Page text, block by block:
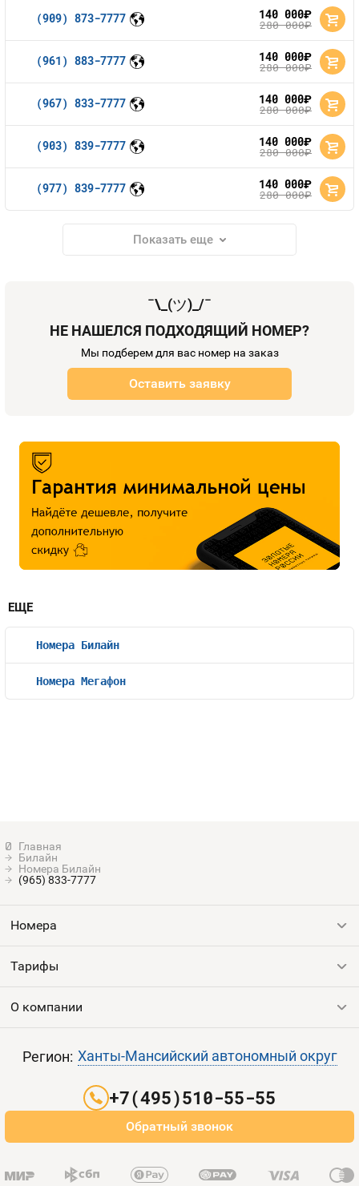
Билайн
Номера Билайн
(965) 833-7777
(909) 873-7777 140 000руб.
280 000руб.
(961) 883-7777 140 000руб.
280 000руб.
(967) 833-7777 140 000руб.
280 000руб.
(903) 839-7777 140 000руб.
280 000руб.
(977) 839-7777 140 000руб.
280 000руб.
Показать еще
¯\_(ツ)_/¯
НЕ НАШЕЛСЯ ПОДХОДЯЩИЙ НОМЕР?
Мы подберем для вас номер на заказ
Оставить заявку
ЕЩЕ
Номера Билайн
Номера Мегафон
Номера
Все номера
Тарифы
Выгодные тарифы
О компании
Контакты
Оплата и доставка
Регион: Ханты-Мансийский автономный округ
+7(495)510-55-55
Обратный звонок